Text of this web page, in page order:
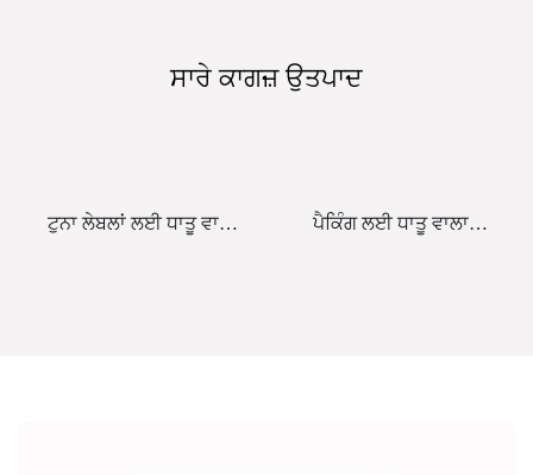
ਸਾਰੇ ਕਾਗਜ਼ ਉਤਪਾਦ
ਟੁਨਾ ਲੇਬਲਾਂ ਲਈ ਧਾਤੂ ਵਾਲਾ
ਪੈਕਿੰਗ ਲਈ ਧਾਤੂ ਵਾਲਾ